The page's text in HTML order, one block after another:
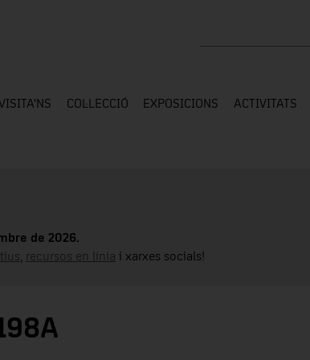
COL·LECCIÓ EXPOSICIONS ACTIVITATS
de 2026.
recursos en línia i xarxes socials!